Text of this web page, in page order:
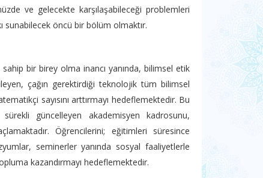
ve gelecekte karşılaşabileceği problemleri
sunabilecek öncü bir bölüm olmaktır.
bir birey olma inancı yanında, bilimsel etik
çağın gerektirdiği teknolojik tüm bilimsel
sayısını arttırmayı hedeflemektedir. Bu
güncelleyen akademisyen kadrosunu,
Öğrencilerini; eğitimleri süresince
seminerler yanında sosyal faaliyetlerle
kazandırmayı hedeflemektedir.